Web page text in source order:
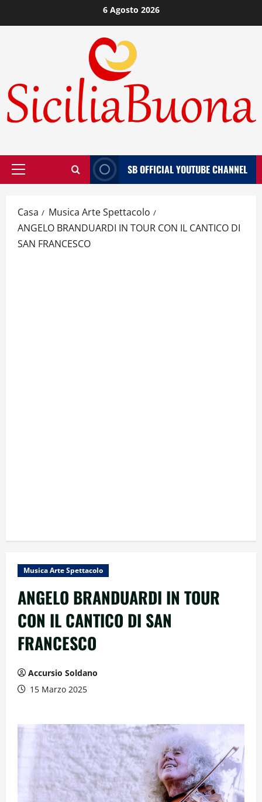
al
6 Agosto 2026
Menù
SB OFFICIAL YOUTUBE CHANNEL
Casa
Musica Arte Spettacolo
ANGELO BRANDUARDI IN TOUR CON IL CANTICO DI
SAN FRANCESCO
Musica Arte Spettacolo
ANGELO BRANDUARDI IN TOUR
CON IL CANTICO DI SAN
FRANCESCO
Accursio Soldano
15 Marzo 2025